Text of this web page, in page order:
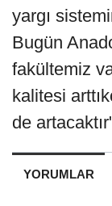
yargı
Bugün
fakültemiz
kalitesi
de
YORUMLAR